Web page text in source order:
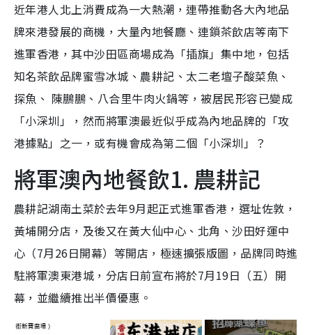
近年港人北上消費成為一大熱潮，連帶推動各大內地品
牌來港發展的商機，大量內地餐廳、連鎖茶飲店等南下
進軍香港，其中沙田區商場成為「插旗」集中地，包括
知名茶飲品牌蜜雪冰城、農耕記、太二老壇子酸菜魚、
探魚、 陳鵬鵬、八合里牛肉火鍋等，被居民形容已變成
「小深圳」，然而將軍澳最近似乎成為內地品牌的「攻
港據點」之一，或有機會成為第二個「小深圳」？
將軍澳內地餐飲1. 農耕記
農耕記湖南土菜於去年9月起正式進軍香港，選址佐敦，
黃埔開分店，及後又在黃大仙中心、北角、沙田好運中
心（7月26日開幕）等開店，極速擴張版圖，品牌同時進
駐將軍澳東港城，分店日前宣布將於7月19日（五）開
幕，並繼續推出半價優惠。